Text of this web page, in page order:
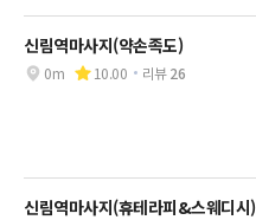
신림역마사지(약손족도)
0m 10.00 리뷰26
신림역마사지(휴테라피&스웨디시)